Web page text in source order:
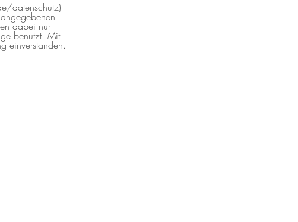
datenschutz)
dabei nur
benutzt. Mit
einverstanden.